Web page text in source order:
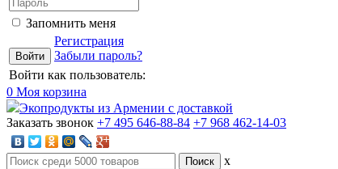
Запомнить меня
Регистрация
Забыли пароль?
Войти как пользователь:
0 Моя корзина
Экопродукты из Армении с доставкой
Заказать звонок +7 495 646-88-84 +7 968 462-14-03
x